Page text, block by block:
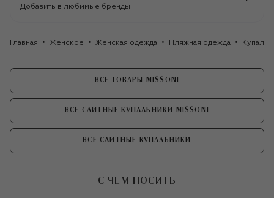
Добавить в любимые бренды
Главная Женское Женская одежда Пляжная одежда
ВСЕ ТОВАРЫ MISSONI
ВСЕ СЛИТНЫЕ КУПАЛЬНИКИ MISSONI
ВСЕ СЛИТНЫЕ КУПАЛЬНИКИ
С ЧЕМ НОСИТЬ